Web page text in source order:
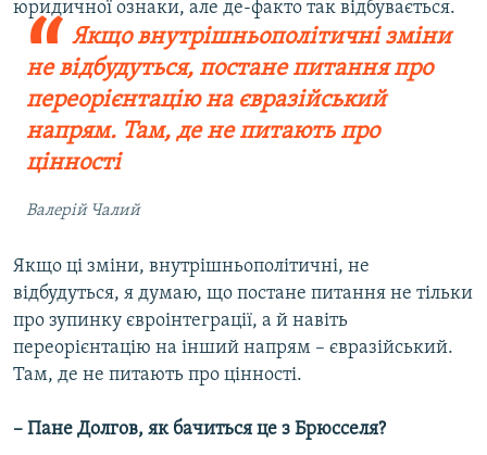
юридичної ознаки, але де-факто так відбувається.
Якщо внутрішньополітичні зміни
не відбудуться, постане питання про
переорієнтацію на євразійський
напрям. Там, де не питають про
цінності
Валерій Чалий
Якщо ці зміни, внутрішньополітичні, не
відбудуться, я думаю, що постане питання не тільки
про зупинку євроінтеграції, а й навіть
переорієнтацію на інший напрям – євразійський.
Там, де не питають про цінності.
– Пане Долгов, як бачиться це з Брюсселя?